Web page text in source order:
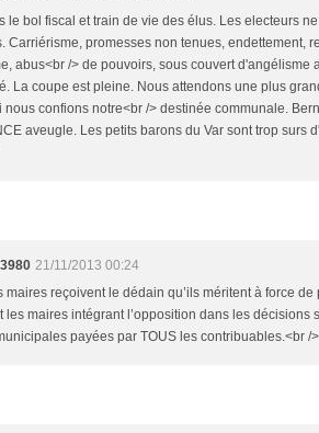
le bol fiscal et train de vie des élus. Les electeurs
Carriérisme, promesses non tenues, endettement,
abus<br /> de pouvoirs, sous couvert d'angélisme
La coupe est pleine. Nous attendons une plus
nous confions notre<br /> destinée communale.
aveugle. Les petits barons du Var sont trop surs
21/11/2013 00:24
maires reçoivent le dédain qu’ils méritent à force
les maires intégrant l’opposition dans les décisions
payées par TOUS les contribuables.<br />